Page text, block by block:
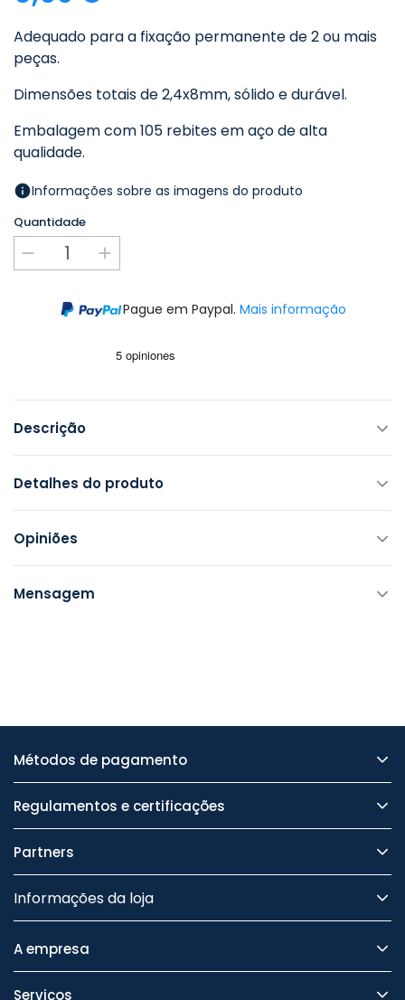
Adequado para a fixação permanente de 2 ou mais
peças.
Dimensões totais de 2,4x8mm, sólido e durável.
Embalagem com 105 rebites em aço de alta
qualidade.
Informações sobre as imagens do produto
Quantidade
Pague em Paypal. Mais informação
Descrição
Detalhes do produto
Opiniões
Mensagem
Métodos de pagamento
Regulamentos e certificações
Partners
Informações da loja
A empresa
Serviços